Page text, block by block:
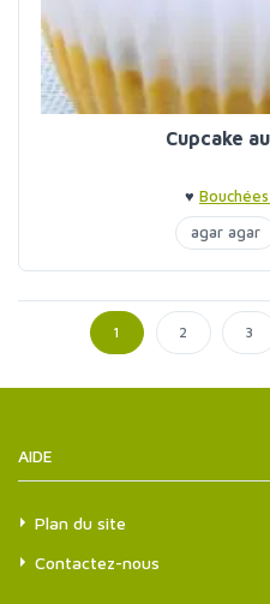
Cupcake
♥
agar agar
1 2 3
AIDE
Plan du site
Contactez-nous